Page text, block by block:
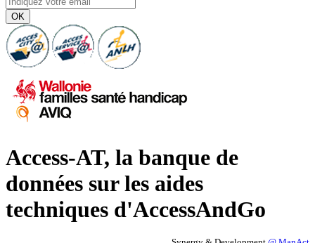
OK
Access-AT, la banque de
données sur les aides
techniques d'AccessAndGo